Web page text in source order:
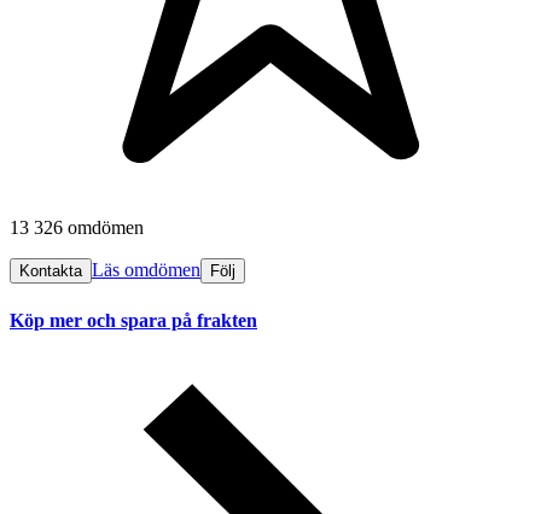
13 326 omdömen
Kontakta Läs omdömen Följ
Köp mer och spara på frakten